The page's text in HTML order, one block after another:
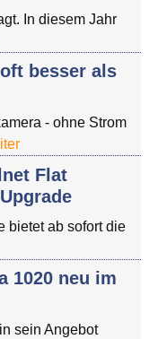
In diesem Jahr
besser als
- ohne Strom
Flat
bietet ab sofort die
1020 neu im
sein Angebot